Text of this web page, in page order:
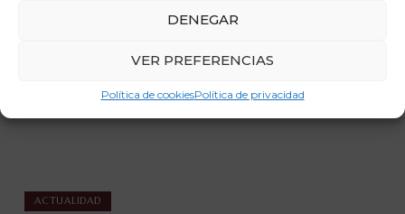
DENEGAR
VER PREFERENCIAS
Política de cookiesPolítica de privacidad
ACTUALIDAD